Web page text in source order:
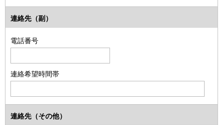
連絡先（副）
電話番号
連絡希望時間帯
連絡先（その他）